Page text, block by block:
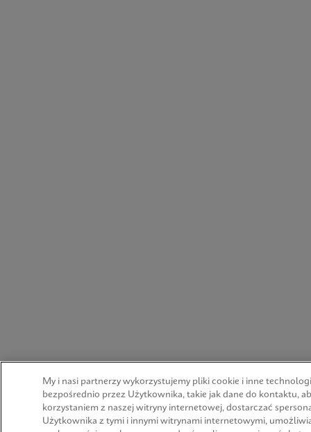
My i nasi partnerzy wykorzystujemy pliki cookie i inne
bezpośrednio przez Użytkownika, takie jak dane do kontaktu,
korzystaniem z naszej witryny internetowej, dostarczać
Użytkownika z tymi i innymi witrynami internetowymi,